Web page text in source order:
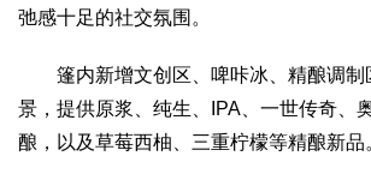
弛感十足的社交氛围。
篷内新增文创区、啤咔冰、精酿调制
景，提供原浆、纯生、IPA、一世传奇、
酿，以及草莓西柚、三重柠檬等精酿新品